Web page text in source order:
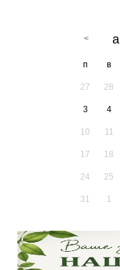
п в
27 28
3 4
10 11
17 18
24 25
31 1